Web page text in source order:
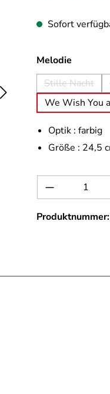
Sofort
Melodie
Stille Nacht
(Diese
We Wish You
Optik : farbig
Größe : 24,5
Produkt
Produktnummer: